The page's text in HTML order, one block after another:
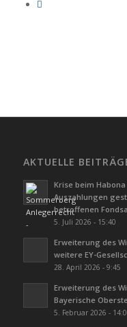
AKTUELLE
Krise beim
Auszahlungen
betroffenen
5. Juli 2026 - 15:40
Erweiterung des
weitere EY-
28. April 2026 - 9:45
Erweiterung des
Bayerische
5. Februar 2026 -